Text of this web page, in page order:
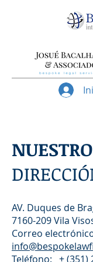
NUESTRO
AV. Duques de
7160-209Vila
Correo
Teléfono: +(351)